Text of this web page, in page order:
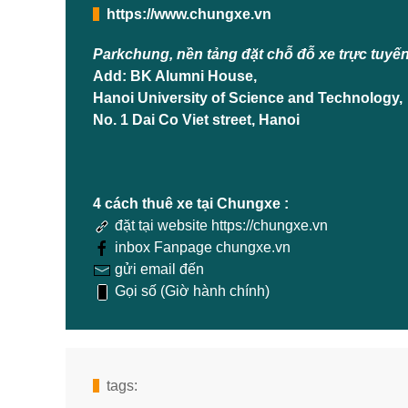
https://www.chungxe.vn
Parkchung, nền tảng đặt chỗ đỗ xe trực
Add: BK Alumni House,
Hanoi University of Science and Technology,
No. 1 Dai Co Viet street, Hanoi
4 cách thuê xe tại Chungxe :
đặt tại website https://chungxe.vn
inbox Fanpage chungxe.vn
gửi email đến
Gọi số (Giờ hành chính)
tags: